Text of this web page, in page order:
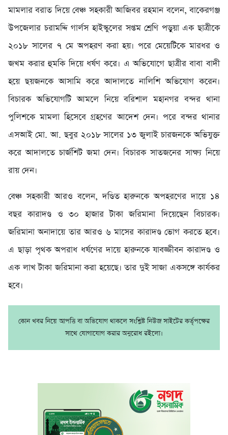
মামলার বরাত দিয়ে বেঞ্চ সহকারী আজিবর রহমান বলেন, বাকেরগঞ্জ
উপজেলার চরামদ্দি গার্লস হাইস্কুলের সপ্তম শ্রেণি পড়ুয়া এক ছাত্রীকে
২০১৮ সালের ৭ মে অপহরণ করা হয়। পরে মেয়েটিকে মারধর ও
জখম করার হুমকি দিয়ে ধর্ষণ করে। এ অভিযোগে ছাত্রীর বাবা বাদী
হয়ে ছয়জনকে আসামি করে আদালতে নালিশি অভিযোগ করেন।
বিচারক অভিযোগটি আমলে নিয়ে বরিশাল মহানগর বন্দর থানা
পুলিশকে মামলা হিসেবে গ্রহণের আদেশ দেন। পরে বন্দর থানার
এসআই মো. আ. ছবুর ২০১৮ সালের ১৩ জুলাই চারজনকে অভিযুক্ত
করে আদালতে চার্জশিট জমা দেন। বিচারক সাতজনের সাক্ষ্য নিয়ে
রায় দেন।
বেঞ্চ সহকারী আরও বলেন, দণ্ডিত হারুনকে অপহরণের দায়ে ১৪
বছর কারাদণ্ড ও ৩০ হাজার টাকা জরিমানা দিয়েছেন বিচারক।
জরিমানা অনাদায়ে তার আরও ৬ মাসের কারাদণ্ড ভোগ করতে হবে।
এ ছাড়া পৃথক অপরাধ ধর্ষণের দায়ে হারুনকে যাবজ্জীবন কারাদণ্ড ও
এক লাখ টাকা জরিমানা করা হয়েছে। তার দুই সাজা একসঙ্গে কার্যকর
হবে।
কোন খবর নিয়ে আপত্তি বা অভিযোগ থাকলে সংশ্লিষ্ট নিউজ সাইটের কর্তৃপক্ষের
সাথে যোগাযোগ করার অনুরোধ রইলো।